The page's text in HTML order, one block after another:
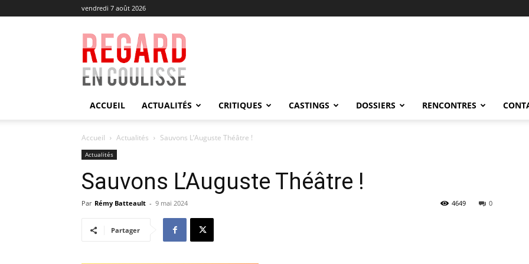
vendredi 7 août 2026
Regard
en
Coulisse
ACCUEIL ACTUALITÉS CRITIQUES CASTINGS DOSSIERS RENCONTRES
Accueil Actualités Sauvons L’Auguste Théâtre !
Actualités
Sauvons L’Auguste Théâtre !
Par Rémy Batteault - 9 mai 2024 0
4649
Partager